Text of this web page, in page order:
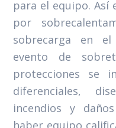
para el equipo. Así
por
sobrecarga en
evento de
protecciones se
diferenciales,
incendios y